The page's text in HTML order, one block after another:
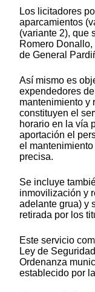
Los licitadores
aparcamientos
(variante 2), que
Romero
de General
Así mismo es
expendedores
mantenimiento y
constituyen el
horario en la vía
aportación el
el
precisa.
Se incluye
inmovilización y
adelante grua) y
retirada por los
Este servicio
Ley de
Ordenanza
establecido por